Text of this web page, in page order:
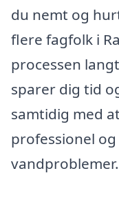
du nemt og
flere fagfolk i
processen
sparer dig tid
samtidig med
professionel
vandproblemer.